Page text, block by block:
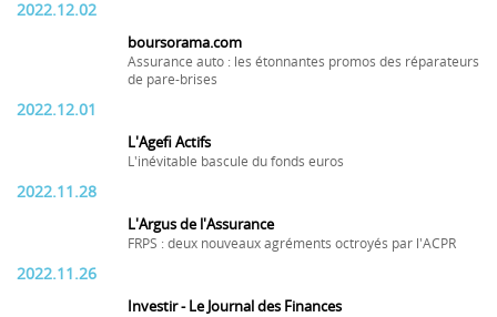
2022.12.02
boursorama.com
Assurance auto : les étonnantes promos des réparateurs
de pare-brises
2022.12.01
L'Agefi Actifs
L'inévitable bascule du fonds euros
2022.11.28
L'Argus de l'Assurance
FRPS : deux nouveaux agréments octroyés par l'ACPR
2022.11.26
Investir - Le Journal des Finances